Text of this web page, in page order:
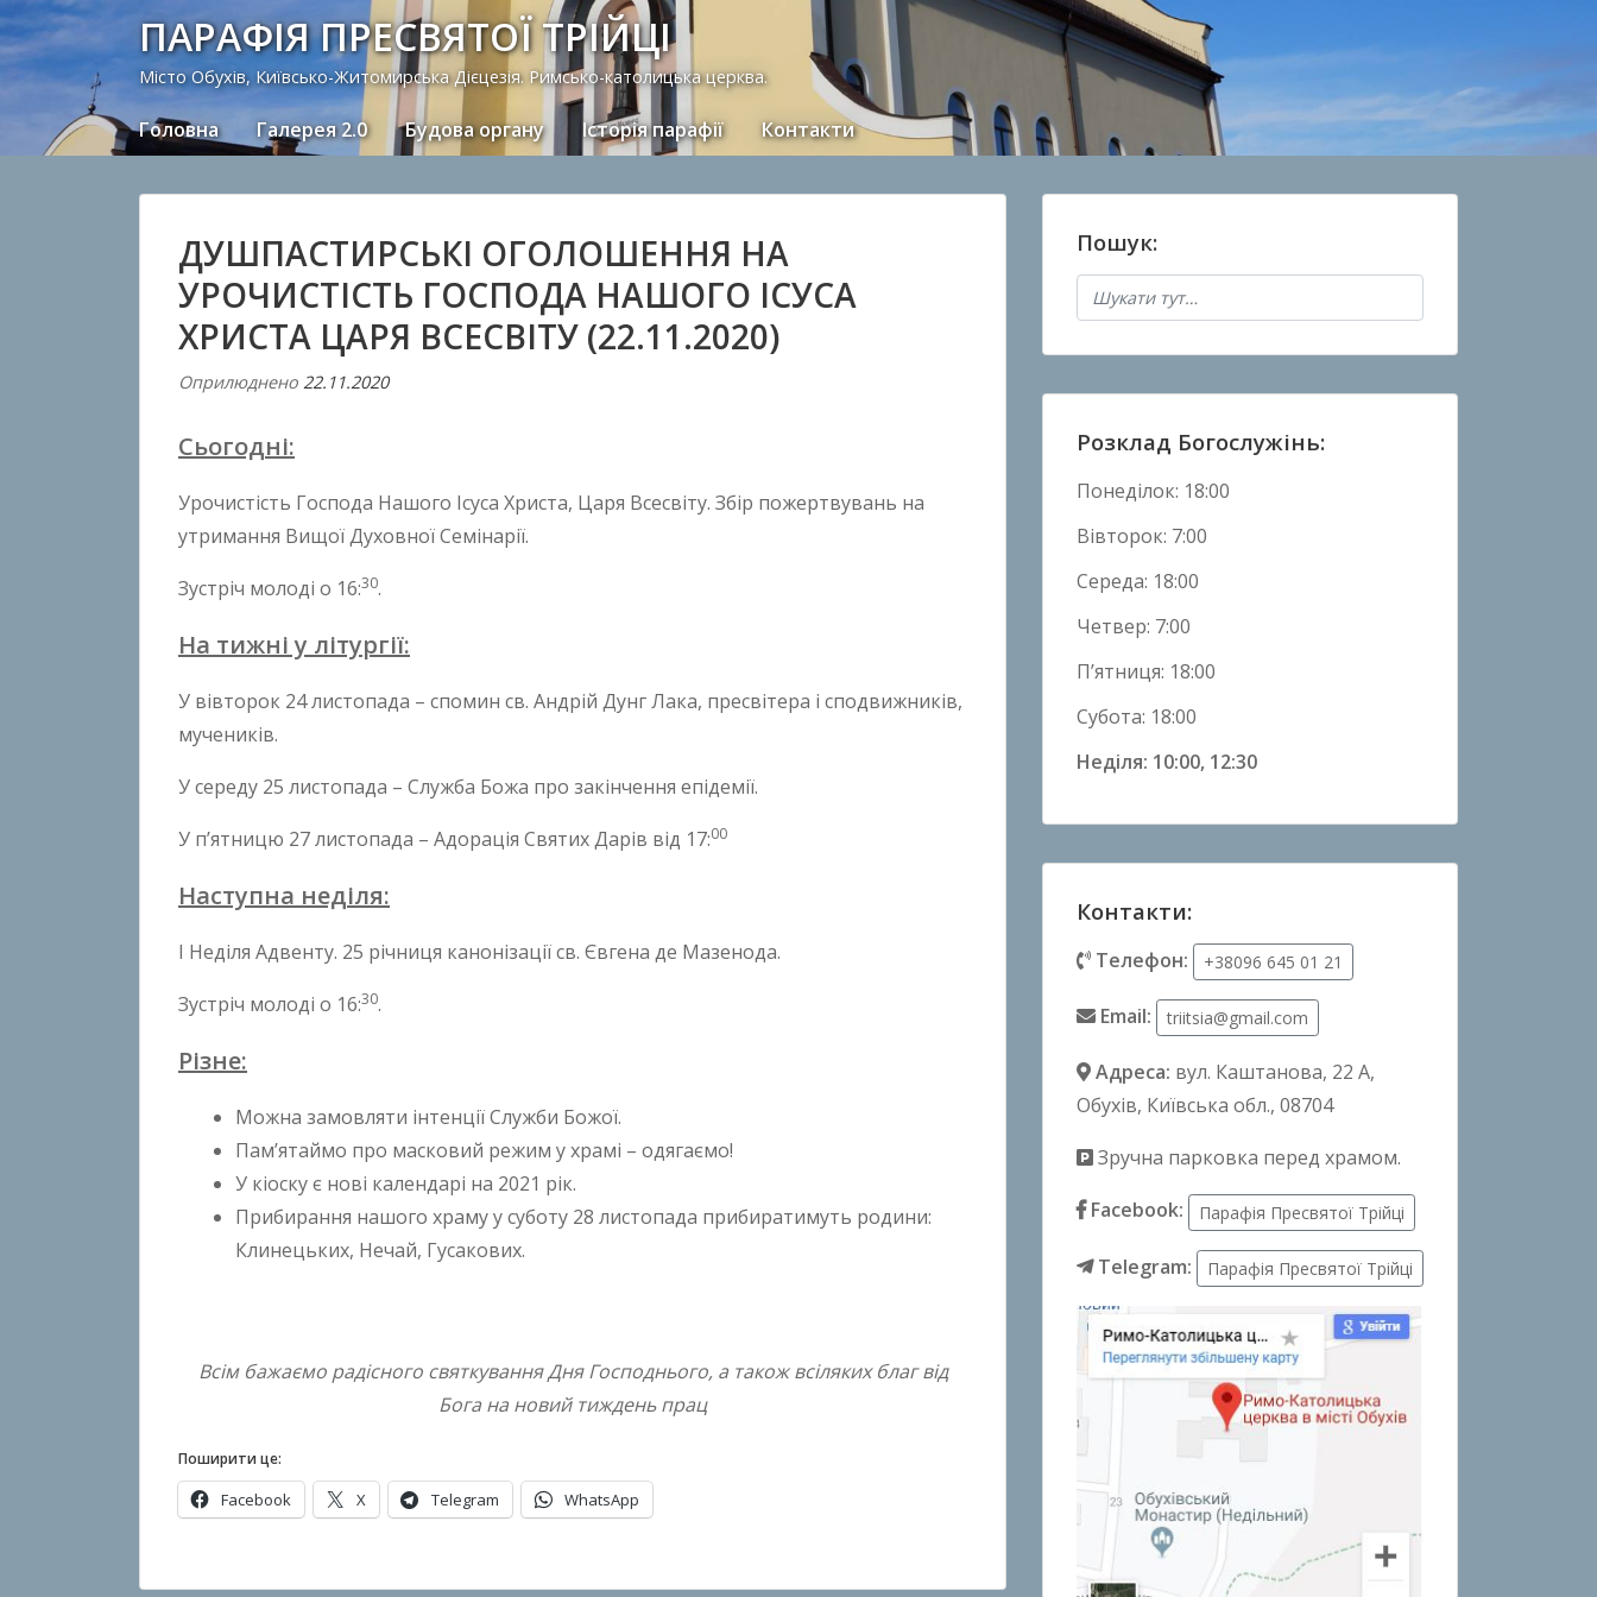
ПАРАФІЯ ПРЕСВЯТОЇ ТРІЙЦІ
Місто Обухів, Київсько-Житомирська Дієцезія. Римсько-католицька церква.
Головна Галерея 2.0 Будова органу Історія парафії Контакти
ДУШПАСТИРСЬКІ ОГОЛОШЕННЯ НА
УРОЧИСТІСТЬ ГОСПОДА НАШОГО ІСУСА
ХРИСТА ЦАРЯ ВСЕСВІТУ (22.11.2020)
Оприлюднено 22.11.2020В
n
t
o
h
k
Сьогодні:
Урочистість Господа Нашого Ісуса Христа, Царя Всесвіту. Збір пожертвувань на
утримання Вищої Духовної Семінарії.
Зустріч молоді о 16:30.
На тижні у літургії:
У вівторок 24 листопада – спомин св. Андрій Дунг Лака, пресвітера і сподвижників,
мучеників.
У середу 25 листопада – Служба Божа про закінчення епідемії.
У п’ятницю 27 листопада – Адорація Святих Дарів від 17:00
Наступна неділя:
I Неділя Адвенту. 25 річниця канонізації св. Євгена де Мазенода.
Зустріч молоді о 16:30.
Різне:
Можна замовляти інтенції Служби Божої.
Пам’ятаймо про масковий режим у храмі – одягаємо!
У кіоску є нові календарі на 2021 рік.
Прибирання нашого храму у суботу 28 листопада прибиратимуть родини:
Клинецьких, Нечай, Гусакових.
Всім бажаємо радісного святкування Дня Господнього, а також всіляких благ від
Бога на новий тиждень прац
Поширити це:
Facebook X Telegram WhatsApp
Пошук:
Розклад Богослужінь:
Понеділок: 18:00
Вівторок: 7:00
Середа: 18:00
Четвер: 7:00
П’ятниця: 18:00
Субота: 18:00
Неділя: 10:00, 12:30
Контакти:
Телефон: +38096 645 01 21
Email: triitsia@gmail.com
Адреса: вул. Каштанова, 22 А,
Обухів, Київська обл., 08704
Зручна парковка перед храмом.
Facebook:
Парафія Пресвятої Трійці
Telegram: Парафія Пресвятої Трійці